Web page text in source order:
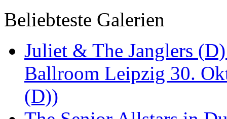
Beliebteste Galerien
Juliet & The Janglers
Ballroom Leipzig 30.
(D))